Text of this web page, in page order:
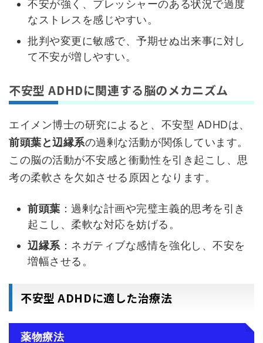
不安が強く、プレッシャーのある状況で過度
なストレスを感じやすい。
批判や変更に敏感で、予期せぬ出来事に対し
て不安が増しやすい。
不安型 ADHDに関連する脳のメカニズム
エイメン博士の研究によると、不安型 ADHDは、
前頭葉と辺縁系の過剰な活動が関係しています。
この脳の活動が不安感と衝動性を引き起こし、思
考の柔軟さを欠如させる原因となります。
前頭葉 ：過剰な計画や完璧主義的思考を引き
起こし、柔軟な対応を妨げる。
辺縁系 ：ネガティブな感情を強化し、不安を
増幅させる。
不安型 ADHDに適した治療法
薬物療法